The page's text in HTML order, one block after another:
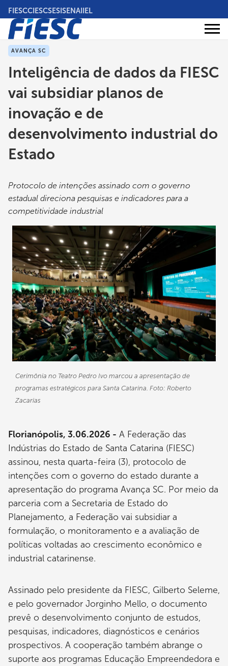
Pular
para
conteúdo
principal
FIESCCIESCSESISENAIIEL
Áreas
AVANÇA SC
Inteligência de dados da FIESC
vai subsidiar planos de
inovação e de
desenvolvimento industrial do
Estado
Protocolo de intenções assinado com o governo
estadual direciona pesquisas e indicadores para a
competitividade industrial
Cerimônia no Teatro Pedro Ivo marcou a apresentação de
programas estratégicos para Santa Catarina. Foto: Roberto
Zacarias
Florianópolis, 3.06.2026 - A Federação das
Indústrias do Estado de Santa Catarina (FIESC)
assinou, nesta quarta-feira (3), protocolo de
intenções com o governo do estado durante a
apresentação do programa Avança SC. Por meio da
parceria com a Secretaria de Estado do
Planejamento, a Federação vai subsidiar a
formulação, o monitoramento e a avaliação de
políticas voltadas ao crescimento econômico e
industrial catarinense.
Assinado pelo presidente da FIESC, Gilberto Seleme,
e pelo governador Jorginho Mello, o documento
prevê o desenvolvimento conjunto de estudos,
pesquisas, indicadores, diagnósticos e cenários
prospectivos. A cooperação também abrange o
suporte aos programas Educação Empreendedora e